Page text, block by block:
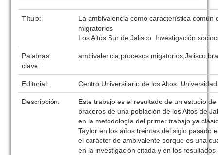
Título:
La ambivalencia como característica común
migratorios
Los Altos Sur de Jalisco. Investigación
Palabras
clave:
ambivalencia;procesos
Editorial: Centro Universitario de los Altos.
Descripción:
Este trabajo es el resultado de un estudio
braceros de una población de los Altos de
en la metodología del primer trabajo ya
TayIor en los años treintas del siglo pasado
el carácter de ambivalente porque es una
en la investigación citada y en los